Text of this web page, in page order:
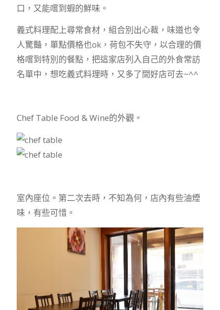
口，又能嚐到蝦的鮮味。
義式料理配上尋常食材，組合別出心裁，味道也令
人驚豔，單點價格也ok，荷包不失守，以合理的價
格嚐到特別的餐點，把這家店列入自己的外食常訪
名單中，想吃義式料理時，又多了間好店可去~^^
Chef Table Food & Wine的外觀。
室內座位。第二次去時，不知為何，店內有些油煙
味，有些可惜。